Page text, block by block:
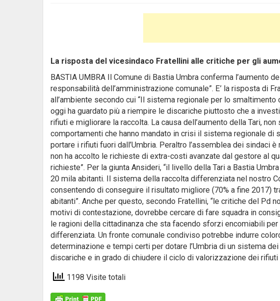
La risposta del vicesindaco Fratellini alle critiche per gli
BASTIA UMBRA Il Comune di Bastia Umbra conferma l’aumento
responsabilità dell’amministrazione comunale”. E’ la risposta di
all’ambiente secondo cui “Il sistema regionale per lo
oggi ha guardato più a riempire le discariche piuttosto che a
rifiuti e migliorare la raccolta. La causa dell’aumento della Tari,
comportamenti che hanno mandato in crisi il sistema regionale
portare i rifiuti fuori dall’Umbria. Peraltro l’assemblea dei sindaci
non ha accolto le richieste di extra-costi avanzate dal gestore al
richieste”. Per la giunta Ansideri, “il livello della Tari a Bastia
20 mila abitanti. Il sistema della raccolta differenziata nel nostro
consentendo di conseguire il risultato migliore (70% a fine 2017)
abitanti”. Anche per questo, secondo Fratellini, “le critiche del Pd
motivi di contestazione, dovrebbe cercare di fare squadra in
le ragioni della cittadinanza che sta facendo sforzi encomiabili
differenziata. Un fronte comunale condiviso potrebbe indurre
determinazione e tempi certi per dotare l’Umbria di un sistema
discariche e in grado di chiudere il ciclo di valorizzazione dei rifiuti
1198 Visite totali